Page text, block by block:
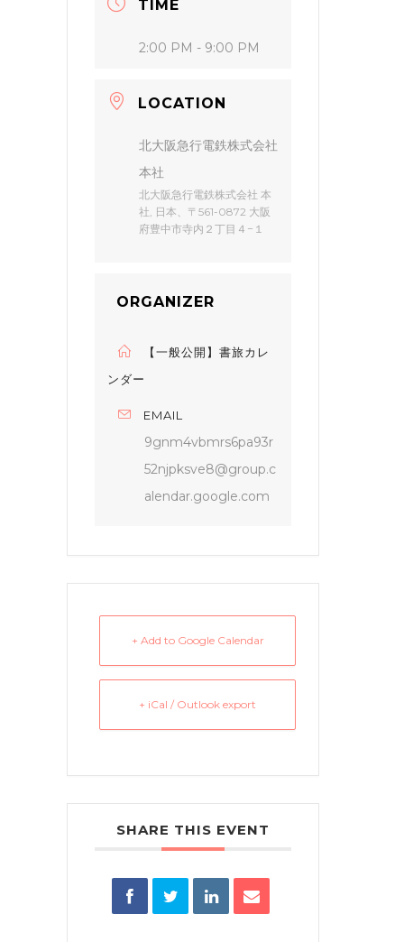
TIME
2:00 PM - 9:00 PM
LOCATION
北大阪急行電鉄株式会社
本社
北大阪急行電鉄株式会社 本
社, 日本、〒561-0872 大阪
府豊中市寺内２丁目４−１
ORGANIZER
【一般公開】書旅カレ
ンダー
EMAIL
9gnm4vbmrs6pa93r
52njpksve8@group.c
alendar.google.com
+ Add to Google Calendar
+ iCal / Outlook export
SHARE THIS EVENT